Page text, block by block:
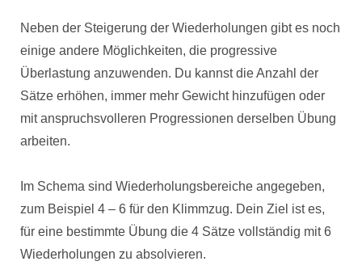
Neben der Steigerung der Wiederholungen gibt es noch
einige andere Möglichkeiten, die progressive
Überlastung anzuwenden. Du kannst die Anzahl der
Sätze erhöhen, immer mehr Gewicht hinzufügen oder
mit anspruchsvolleren Progressionen derselben Übung
arbeiten.
Im Schema sind Wiederholungsbereiche angegeben,
zum Beispiel 4 – 6 für den Klimmzug. Dein Ziel ist es,
für eine bestimmte Übung die 4 Sätze vollständig mit 6
Wiederholungen zu absolvieren.